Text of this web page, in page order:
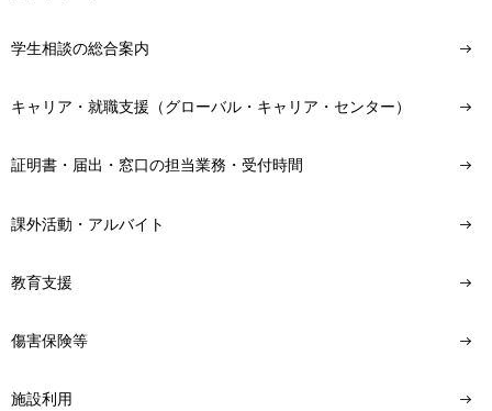
学生相談の総合案内
キャリア・就職支援（グローバル・キャリア・センター）
証明書・届出・窓口の担当業務・受付時間
課外活動・アルバイト
教育支援
傷害保険等
施設利用